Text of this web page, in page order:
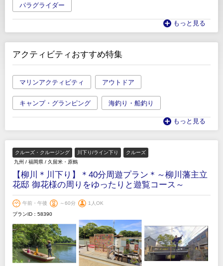
パラグライダー
もっと見る
アクティビティおすすめ特集
マリンアクティビティ アウトドア
キャンプ・グランピング 海釣り・船釣り
もっと見る
クルーズ・クルージング 川下り/ライン下り
クルーズ
九州 / 福岡県 / 久留米・原鶴
【柳川＊川下り】＊40分周遊プラン＊～柳川藩主立
花邸 御花様の周りをゆったりと遊覧コース～
午前・午後 ～60分
1人OK
プランID：58390